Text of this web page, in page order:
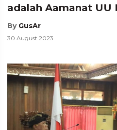
adalah Aamanat UU
By GusAr
30 August 2023